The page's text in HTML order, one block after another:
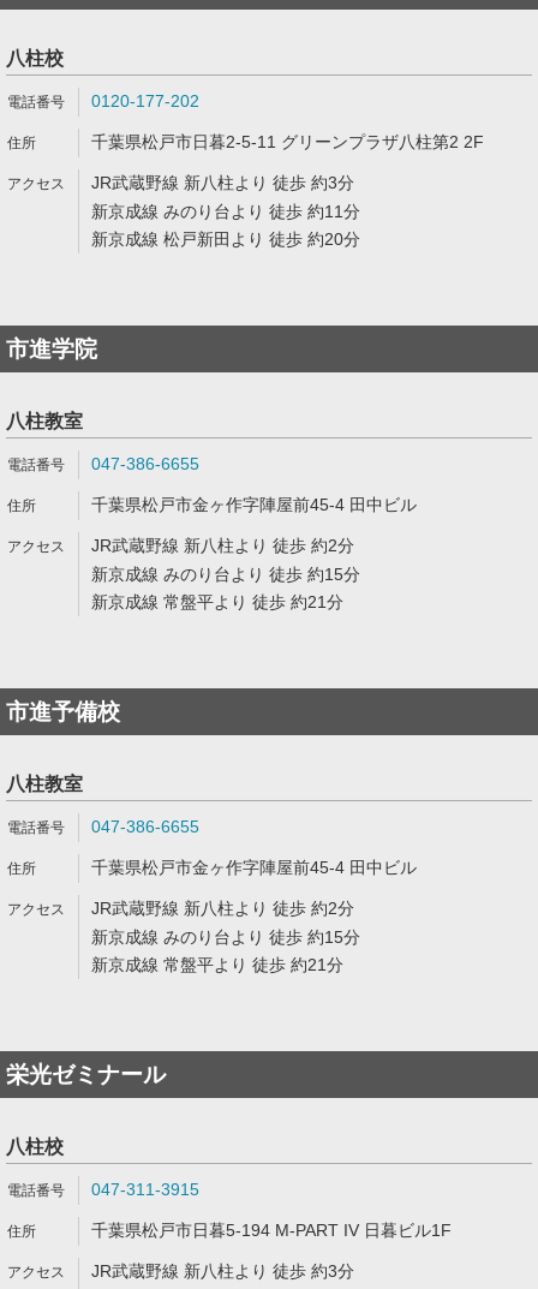
八柱校
0120-177-202
千葉県松戸市日暮2-5-11 グリーンプラザ八柱第2 2F
JR武蔵野線 新八柱より 徒歩 約3分
新京成線 みのり台より 徒歩 約11分
新京成線 松戸新田より 徒歩 約20分
市進学院
八柱教室
047-386-6655
千葉県松戸市金ヶ作字陣屋前45-4 田中ビル
JR武蔵野線 新八柱より 徒歩 約2分
新京成線 みのり台より 徒歩 約15分
新京成線 常盤平より 徒歩 約21分
市進予備校
八柱教室
047-386-6655
千葉県松戸市金ヶ作字陣屋前45-4 田中ビル
JR武蔵野線 新八柱より 徒歩 約2分
新京成線 みのり台より 徒歩 約15分
新京成線 常盤平より 徒歩 約21分
栄光ゼミナール
八柱校
047-311-3915
千葉県松戸市日暮5-194 M-PART IV 日暮ビル1F
JR武蔵野線 新八柱より 徒歩 約3分